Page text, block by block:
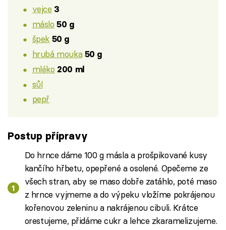
vejce 3
máslo 50 g
špek 50 g
hrubá mouka 50 g
mléko 200 ml
sůl
pepř
Postup přípravy
Do hrnce dáme 100 g másla a prošpikované kusy
kančího hřbetu, opepřené a osolené. Opečeme ze
všech stran, aby se maso dobře zatáhlo, poté maso
z hrnce vyjmeme a do výpeku vložíme pokrájenou
kořenovou zeleninu a nakrájenou cibuli. Krátce
orestujeme, přidáme cukr a lehce zkaramelizujeme.